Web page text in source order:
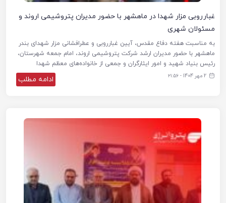
غبارروبی مزار شهدا در ماهشهر با حضور مدیران پتروشیمی اروند و
مسئولان شهری
به مناسبت هفته دفاع مقدس، آیین غبارروبی و عطرافشانی مزار شهدای بندر
ماهشهر با حضور مدیران ارشد شرکت پتروشیمی اروند، امام جمعه شهرستان،
رئیس بنیاد شهید و امور ایثارگران و جمعی از خانواده‌های معظم شهدا
2 مهر 1404 - ۲۱:۵۶ ادامه مطلب